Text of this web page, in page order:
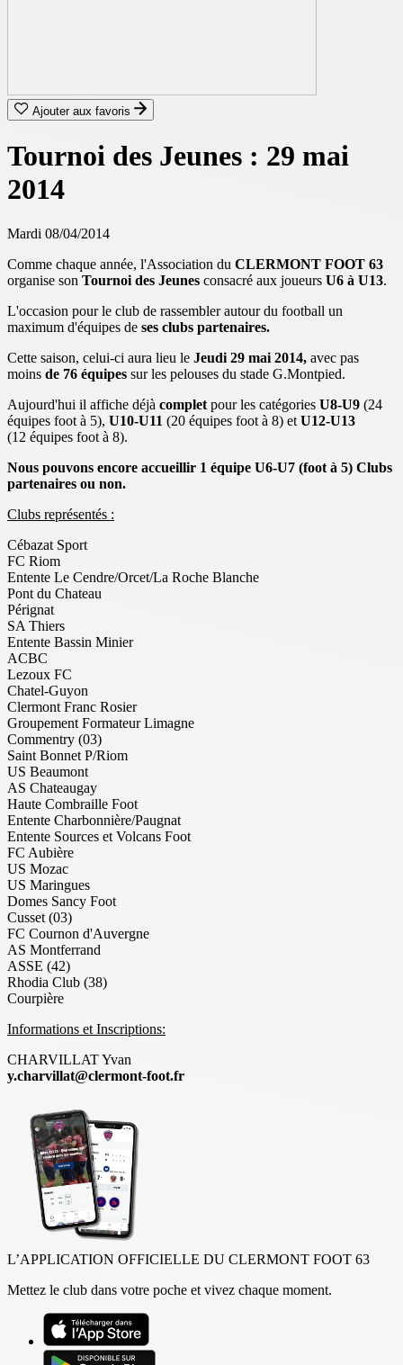
Ajouter aux favoris
Tournoi des Jeunes : 29 mai
2014
Mardi 08/04/2014
Comme chaque année, l'Association du CLERMONT FOOT 63
organise son Tournoi des Jeunes consacré aux joueurs U6 à U13.
L'occasion pour le club de rassembler autour du football un
maximum d'équipes de ses clubs partenaires.
Cette saison, celui-ci aura lieu le Jeudi 29 mai 2014, avec pas
moins de 76 équipes sur les pelouses du stade G.Montpied.
Aujourd'hui il affiche déjà complet pour les catégories U8-U9 (24
équipes foot à 5), U10-U11 (20 équipes foot à 8) et U12-U13
(12 équipes foot à 8).
Nous pouvons encore accueillir 1 équipe U6-U7 (foot à 5) Clubs
partenaires ou non.
Clubs représentés :
Cébazat Sport
FC Riom
Entente Le Cendre/Orcet/La Roche Blanche
Pont du Chateau
Pérignat
SA Thiers
Entente Bassin Minier
ACBC
Lezoux FC
Chatel-Guyon
Clermont Franc Rosier
Groupement Formateur Limagne
Commentry (03)
Saint Bonnet P/Riom
US Beaumont
AS Chateaugay
Haute Combraille Foot
Entente Charbonnière/Paugnat
Entente Sources et Volcans Foot
FC Aubière
US Mozac
US Maringues
Domes Sancy Foot
Cusset (03)
FC Cournon d'Auvergne
AS Montferrand
ASSE (42)
Rhodia Club (38)
Courpière
Informations et Inscriptions:
CHARVILLAT Yvan
y.charvillat@clermont-foot.fr
L’APPLICATION OFFICIELLE DU CLERMONT FOOT 63
Mettez le club dans votre poche et vivez chaque moment.